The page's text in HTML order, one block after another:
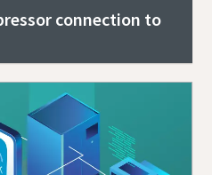
connection to